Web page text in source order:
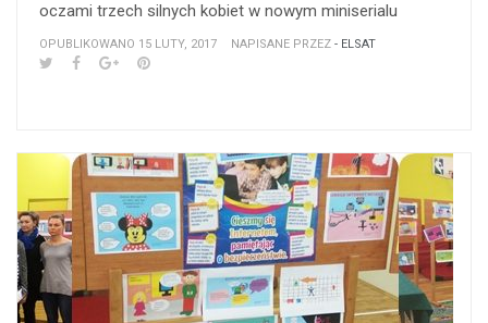
oczami trzech silnych kobiet w nowym miniserialu
OPUBLIKOWANO 15 LUTY, 2017 NAPISANE PRZEZ - ELSAT